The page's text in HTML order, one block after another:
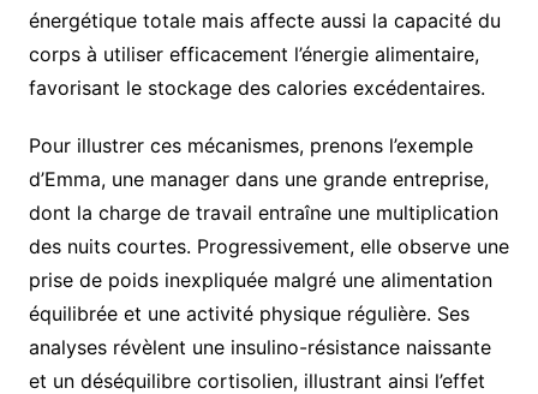
énergétique totale mais affecte aussi la capacité du
corps à utiliser efficacement l’énergie alimentaire,
favorisant le stockage des calories excédentaires.
Pour illustrer ces mécanismes, prenons l’exemple
d’Emma, une manager dans une grande entreprise,
dont la charge de travail entraîne une multiplication
des nuits courtes. Progressivement, elle observe une
prise de poids inexpliquée malgré une alimentation
équilibrée et une activité physique régulière. Ses
analyses révèlent une insulino-résistance naissante
et un déséquilibre cortisolien, illustrant ainsi l’effet